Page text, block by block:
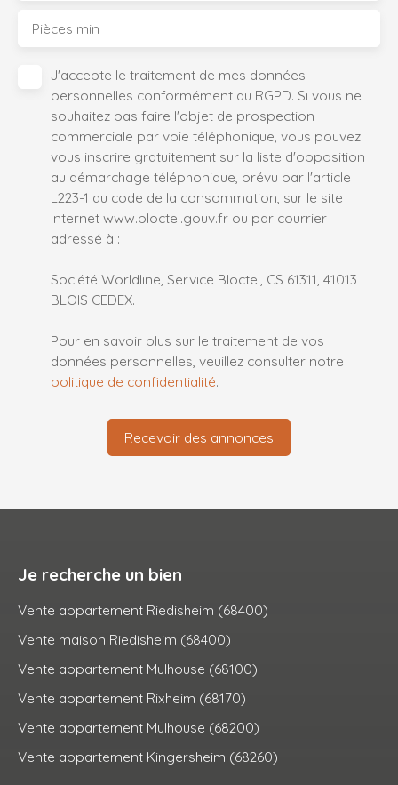
Pièces min
J'accepte le traitement de mes données
personnelles conformément au RGPD. Si vous ne
souhaitez pas faire l'objet de prospection
commerciale par voie téléphonique, vous pouvez
vous inscrire gratuitement sur la liste d'opposition
au démarchage téléphonique, prévu par l'article
L223-1 du code de la consommation, sur le site
Internet www.bloctel.gouv.fr ou par courrier
adressé à :
Société Worldline, Service Bloctel, CS 61311, 41013
BLOIS CEDEX.
Pour en savoir plus sur le traitement de vos
données personnelles, veuillez consulter notre
politique de confidentialité.
Recevoir des annonces
Je recherche un bien
Vente appartement Riedisheim (68400)
Vente maison Riedisheim (68400)
Vente appartement Mulhouse (68100)
Vente appartement Rixheim (68170)
Vente appartement Mulhouse (68200)
Vente appartement Kingersheim (68260)